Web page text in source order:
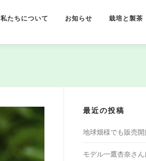
私たちについて お知らせ 栽培と製茶
最近の投稿
地球畑様でも販売開
モデル一鷹杏奈さ